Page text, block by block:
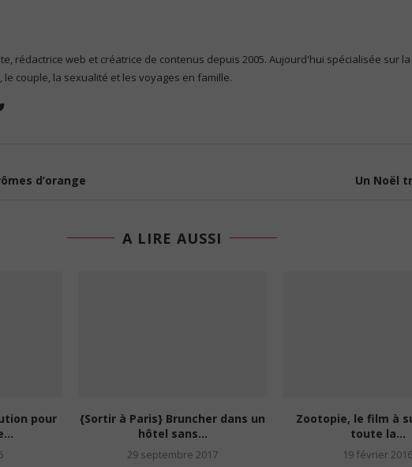
rédactrice web et créatrice de contenus depuis 2005. Aujourd'hui spécialisée sur
le couple, la sexualité et les voyages en famille.
d’orange Un Noël
A LIRE AUSSI
We Love Prema – Edition 2 :
nous...
15 février 2016
Vol retardé ou
5 février